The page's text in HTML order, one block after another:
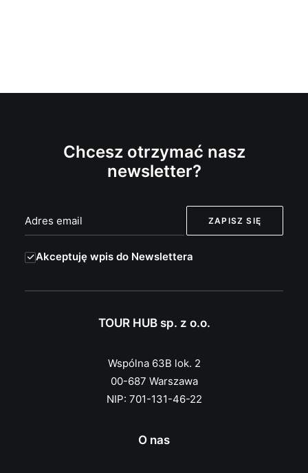
Chcesz otrzymać nasz
newsletter?
Akceptuję wpis do Newslettera
TOUR HUB sp. z o.o.
Wspólna 63B lok. 2
00-687 Warszawa
NIP: 701-131-46-22
O nas